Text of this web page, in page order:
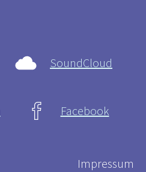
SoundCloud
Facebook
Impressum